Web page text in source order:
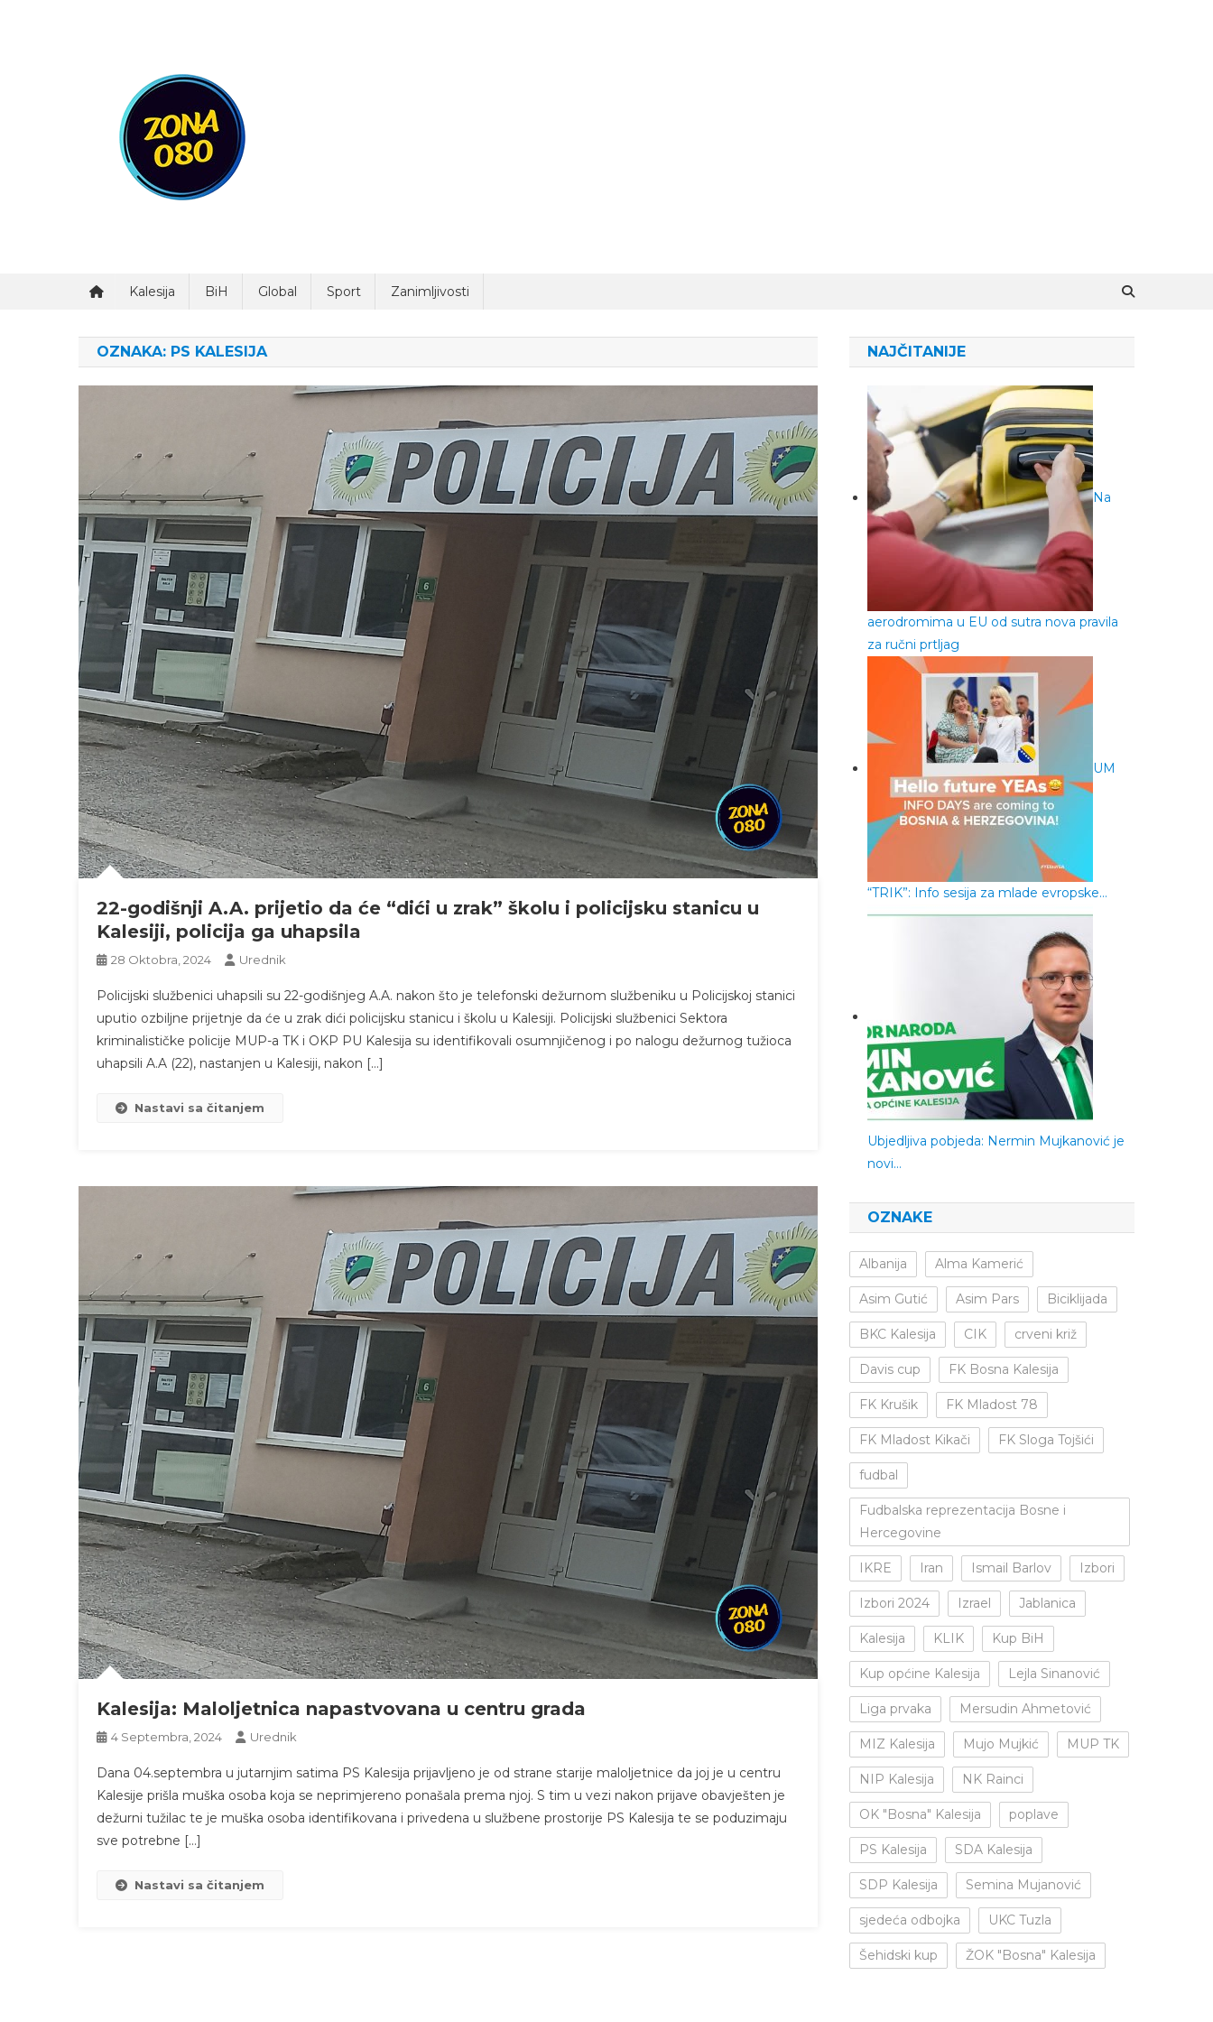
Kalesija BiH Global Sport Zanimljivosti
OZNAKA: PS KALESIJA
22-godišnji A.A. prijetio da će “dići u zrak” školu i policijsku stanicu u
Kalesiji, policija ga uhapsila
28 Oktobra, 2024 Urednik
Policijski službenici uhapsili su 22-godišnjeg A.A. nakon što je telefonski dežurnom službeniku u Policijskoj stanici
uputio ozbiljne prijetnje da će u zrak dići policijsku stanicu i školu u Kalesiji. Policijski službenici Sektora
kriminalističke policije MUP-a TK i OKP PU Kalesija su identifikovali osumnjičenog i po nalogu dežurnog tužioca
uhapsili A.A (22), nastanjen u Kalesiji, nakon […]
Nastavi sa čitanjem
Kalesija: Maloljetnica napastvovana u centru grada
4 Septembra, 2024 Urednik
Dana 04.septembra u jutarnjim satima PS Kalesija prijavljeno je od strane starije maloljetnice da joj je u centru
Kalesije prišla muška osoba koja se neprimjereno ponašala prema njoj. S tim u vezi nakon prijave obavješten je
dežurni tužilac te je muška osoba identifikovana i privedena u službene prostorije PS Kalesija te se poduzimaju
sve potrebne […]
Nastavi sa čitanjem
NAJČITANIJE
Na
aerodromima u EU od sutra nova pravila
za ručni prtljag
UM
“TRIK”: Info sesija za mlade evropske…
Ubjedljiva pobjeda: Nermin Mujkanović je
novi…
OZNAKE
Albanija Alma Kamerić
Asim Gutić Asim Pars Biciklijada
BKC Kalesija CIK crveni križ
Davis cup FK Bosna Kalesija
FK Krušik FK Mladost 78
FK Mladost Kikači FK Sloga Tojšići
fudbal
Fudbalska reprezentacija Bosne i
Hercegovine
IKRE Iran Ismail Barlov Izbori
Izbori 2024 Izrael Jablanica
Kalesija KLIK Kup BiH
Kup općine Kalesija Lejla Sinanović
Liga prvaka Mersudin Ahmetović
MIZ Kalesija Mujo Mujkić MUP TK
NIP Kalesija NK Rainci
OK "Bosna" Kalesija poplave
PS Kalesija SDA Kalesija
SDP Kalesija Semina Mujanović
sjedeća odbojka UKC Tuzla
Šehidski kup ŽOK "Bosna" Kalesija